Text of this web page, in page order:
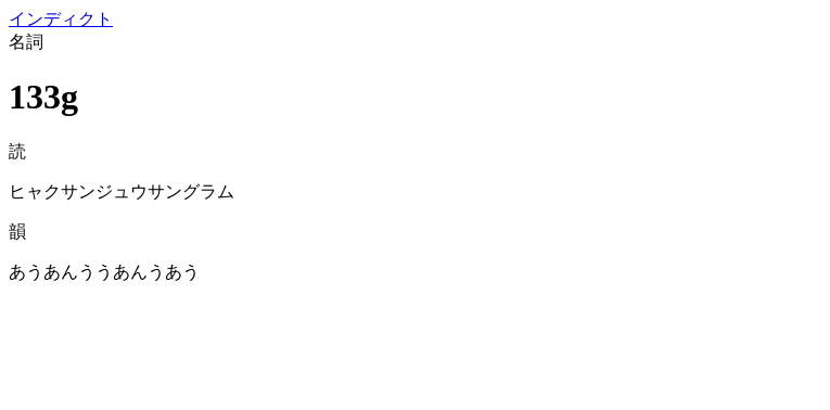
インディクト
名詞
133g
読
ヒャクサンジュウサングラム
韻
あうあんううあんうあう